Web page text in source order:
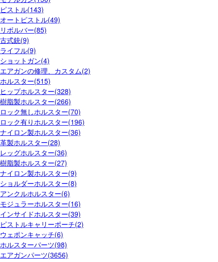
ピストル(143)
オートピストル(49)
リボルバー(85)
古式銃(9)
ライフル(9)
ショットガン(4)
エアガンの修理、カスタム(2)
ホルスター(515)
ヒップホルスター(328)
樹脂製ホルスター(266)
ロック無しホルスター(70)
ロック有りホルスター(196)
ナイロン製ホルスター(36)
革製ホルスター(28)
レッグホルスター(36)
樹脂製ホルスター(27)
ナイロン製ホルスター(9)
ショルダーホルスター(8)
アンクルホルスター(6)
モジュラーホルスター(16)
インサイドホルスター(39)
ピストルキャリーポーチ(2)
ウェポンキャッチ(6)
ホルスターパーツ(98)
エアガンパーツ(3656)